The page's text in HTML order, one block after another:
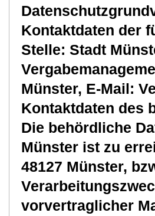
Kontaktdaten der
Stelle: Stadt
Münster, E-Mail:
Kontaktdaten des
Die behördliche
Münster ist zu
48127 Münster,
vorvertraglicher